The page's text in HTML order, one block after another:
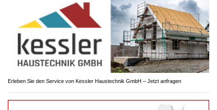
Erleben Sie den Service von Kessler Haustechnik GmbH – Jetzt anfragen